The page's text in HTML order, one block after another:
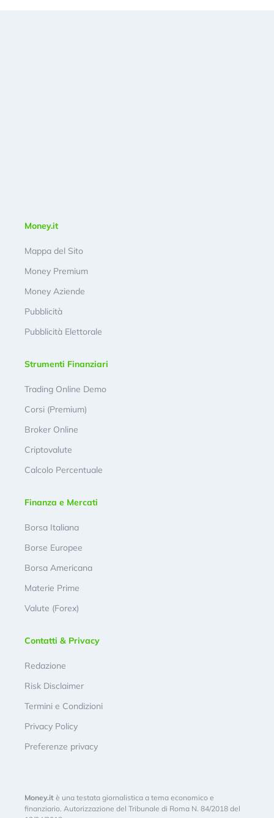
Money.it
Mappa del Sito
Money Premium
Money Aziende
Pubblicità
Pubblicità Elettorale
Strumenti Finanziari
Trading Online Demo
Corsi (Premium)
Broker Online
Criptovalute
Calcolo Percentuale
Finanza e Mercati
Borsa Italiana
Borse Europee
Borsa Americana
Materie Prime
Valute (Forex)
Contatti & Privacy
Redazione
Risk Disclaimer
Termini e Condizioni
Privacy Policy
Preferenze privacy
Money.it è una testata giornalistica a tema economico e
finanziario. Autorizzazione del Tribunale di Roma N. 84/2018 del